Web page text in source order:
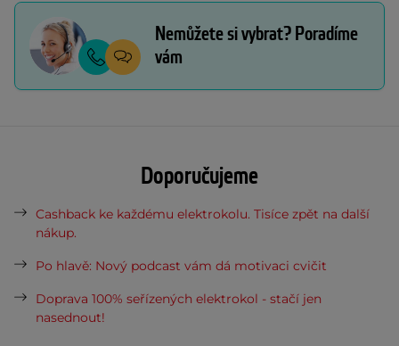
Nemůžete si vybrat? Poradíme
vám
Doporučujeme
Cashback ke každému elektrokolu. Tisíce zpět na další
nákup.
Po hlavě: Nový podcast vám dá motivaci cvičit
Doprava 100% seřízených elektrokol - stačí jen
nasednout!